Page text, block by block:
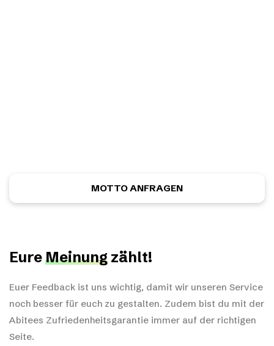
MOTTO ANFRAGEN
EureMeinung zählt!
Euer Feedback ist uns wichtig, damit wir unseren Service
noch besser für euch zu gestalten. Zudem bist du mit der
Abitees Zufriedenheitsgarantie immer auf der richtigen
Seite.